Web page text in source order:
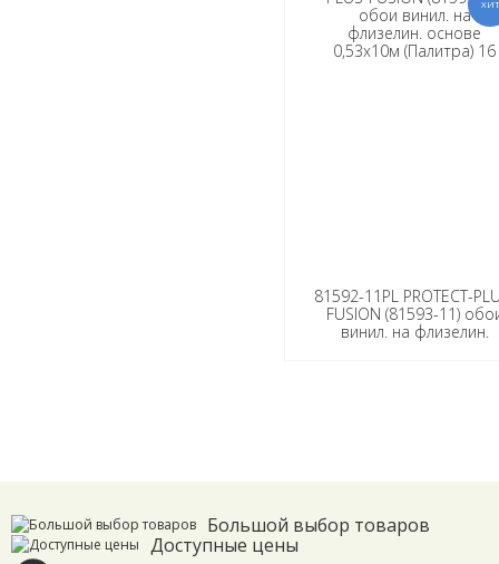
81592-11PL PROTECT-
FUSION (81593-11)
винил. на флизелин.
Большой выбор товаров
Доступные цены